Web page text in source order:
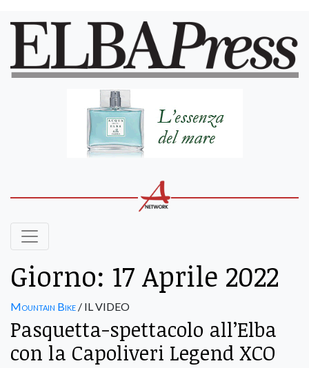
Giorno: 17 Aprile 2022
Mountain Bike / IL VIDEO
Pasquetta-spettacolo all’Elba
con la Capoliveri Legend XCO